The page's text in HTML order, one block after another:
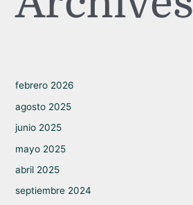
febrero 2026
agosto 2025
junio 2025
mayo 2025
abril 2025
septiembre 2024